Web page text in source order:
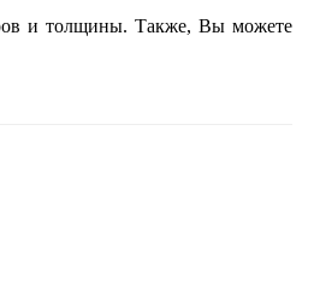
и толщины. Также, Вы можете